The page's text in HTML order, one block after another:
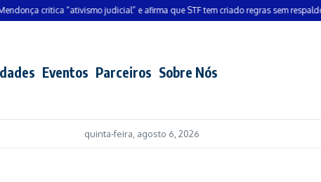
critica “ativismo judicial” e afirma que STF tem criado regras sem respaldo legal
Eventos Parceiros Sobre Nós
quinta-feira, agosto 6, 2026